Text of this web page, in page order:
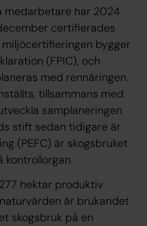
medarbetare har 2024
certifierades
bygger
(FPIC), och
med rennäringen.
tillsammans med
samplaneringen
stift sedan tidigare är
(PEFC) är skogsbruket
hektar produktiv
är brukandet
skogsbruk på en